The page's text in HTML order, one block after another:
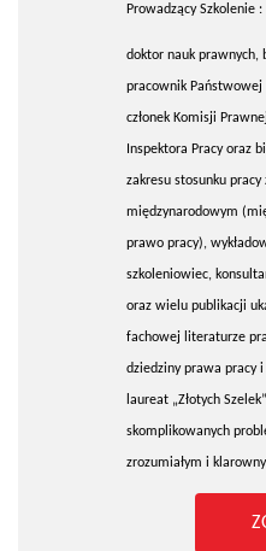
Prowadzący Szkolenie :
doktor nauk prawnych,
pracownik Państwowej
członek Komisji
Inspektora Pracy oraz
zakresu stosunku
międzynarodowym
prawo pracy),
szkoleniowiec,
oraz wielu publikacji
fachowej literaturze
dziedziny prawa pracy i
laureat „Złotych
skomplikowanych
zrozumiałym i